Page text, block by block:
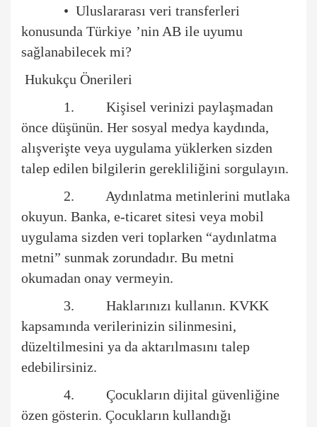
• Uluslararası veri transferleri
konusunda Türkiye ’nin AB ile uyumu
sağlanabilecek mi?
Hukukçu Önerileri
1. Kişisel verinizi paylaşmadan
önce düşünün. Her sosyal medya kaydında,
alışverişte veya uygulama yüklerken sizden
talep edilen bilgilerin gerekliliğini sorgulayın.
2. Aydınlatma metinlerini mutlaka
okuyun. Banka, e-ticaret sitesi veya mobil
uygulama sizden veri toplarken “aydınlatma
metni” sunmak zorundadır. Bu metni
okumadan onay vermeyin.
3. Haklarınızı kullanın. KVKK
kapsamında verilerinizin silinmesini,
düzeltilmesini ya da aktarılmasını talep
edebilirsiniz.
4. Çocukların dijital güvenliğine
özen gösterin. Çocukların kullandığı